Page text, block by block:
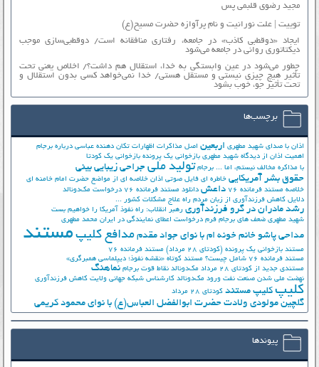
مجید رضوی قلبمی پس
توییت | علت نورانیت و نام پرآوازه حضرت مسیح(ع)
ایجاد «دوقطبی کاذب» در جامعه، رفتاری منافقانه است/ دوقطبی‌سازی موجب
دیکتاتوری روانی در جامعه می‌شود
چطور می‌شود در عین وابستگی به خدا، استقلال هم داشت؟/ اخلاص یعنی تحت
تأثیر هیچ چیزی نیستی و مستقل هستی/ خدا نمی‌خواهد کسی بدون استقلال و
تحت تأثیر جوّ، خوب بشود
برچسب‌ها
اذان با صدای شهید مطهری اربعین اصل مذاکرات اظهارات تکان دهنده عباسی درباره برجام
اهمیت اذان از دیدگاه شهید مطهری بازخوانی یک پرونده بازخوانی یک کودتا
با مذاکره مخالف نیستم، اما ... برجام تولید ملی جراحی زیبایی بینی
حقوق بشر آمریکایی خاطره ای فایل صوتی اذان خلاصه ای از مواضع حضرت امام خامنه ای
خلاصه مستند فرمانده 76
داعش دانلود مستند فرمانده 76
درخواست مک‌دونالد
دلایل کاهش فرزندآوری از زبان مردم راه علاج مشکلات کشور ...
رشد مادران در گرو فرزندآوری رهبر انقلاب: راه نفوذ آمریکا را خواهیم بست
شهید مطهری ضعف های برجام فرم درخواست اعطای نمایندگی در ایران محمد مطهری
مداحی پاشو خانم خونه ام با نوای جواد مقدم مدافع کلیپ مستند
مستند بازخوانی یک پرونده (کودتای 28 مرداد)
مستند فرمانده 76
مستند فرمانده 76 شامل چیست؟
مستند کوتاه «نقشه نفوذ؛ دیپلماسی همبرگری»
مستندی جدید از کودتای 28 مرداد
مک‌دونالد نقاط قوت برجام نماهنگ
نهضت ملي شدن صنعت نفت ورود مک‌دونالد کارشناس شبکه جهانی ولایت کاهش فرزندآوری
کلیپ کلیپ مستند کودتای 28 مرداد
گلچین مولودی ولادت حضرت ابوالفضل العباس(ع) با نوای محمود کریمی
پیوندها